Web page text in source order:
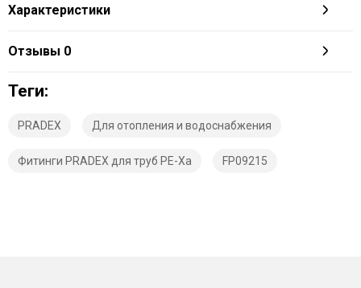
Характеристики
Отзывы 0
Теги:
PRADEX Для отопления и водоснабжения
Фитинги PRADEX для труб PE-Xa FP09215